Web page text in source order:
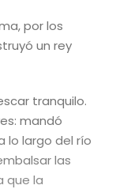
por los
un rey
tranquilo.
mandó
lo largo del río
las
que la